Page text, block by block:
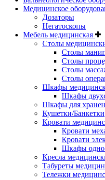
Медицинское
Дозаторы
Негатоскопы
Мебель медицинская
Столы
Столы
Столы
Столы
Столы
Шкафы
Шкафы
Шкафы для
Кушетки/Банкетки
Кровати
Кровати
Кровати
Шкафы
Кресла
Табуреты
Тележки